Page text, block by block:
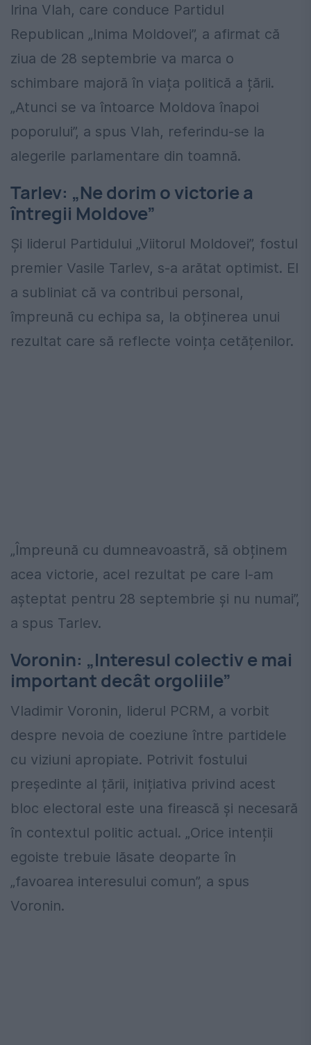
Irina Vlah, care conduce Partidul
Republican „Inima Moldovei”, a afirmat că
ziua de 28 septembrie va marca o
schimbare majoră în viața politică a țării.
„Atunci se va întoarce Moldova înapoi
poporului”, a spus Vlah, referindu-se la
alegerile parlamentare din toamnă.
Tarlev: „Ne dorim o victorie a
întregii Moldove”
Și liderul Partidului „Viitorul Moldovei”, fostul
premier Vasile Tarlev, s-a arătat optimist. El
a subliniat că va contribui personal,
împreună cu echipa sa, la obținerea unui
rezultat care să reflecte voința cetățenilor.
„Împreună cu dumneavoastră, să obținem
acea victorie, acel rezultat pe care l-am
așteptat pentru 28 septembrie și nu numai”,
a spus Tarlev.
Voronin: „Interesul colectiv e mai
important decât orgoliile”
Vladimir Voronin, liderul PCRM, a vorbit
despre nevoia de coeziune între partidele
cu viziuni apropiate. Potrivit fostului
președinte al țării, inițiativa privind acest
bloc electoral este una firească și necesară
în contextul politic actual. „Orice intenții
egoiste trebuie lăsate deoparte în
„favoarea interesului comun”, a spus
Voronin.